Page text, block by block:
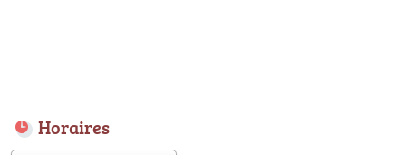
Horaires